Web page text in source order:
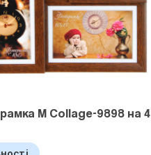
M Collage-9898 на 4